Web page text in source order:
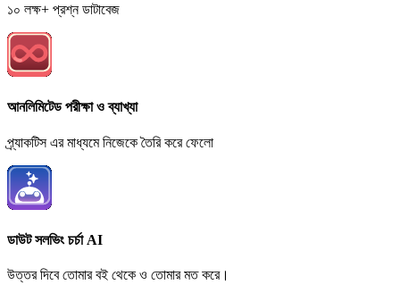
১০ লক্ষ+ প্রশ্ন ডাটাবেজ
আনলিমিটেড পরীক্ষা ও ব্যাখ্যা
প্র্যাকটিস এর মাধ্যমে নিজেকে তৈরি করে ফেলো
ডাউট সলভিং চর্চা AI
উত্তর দিবে তোমার বই থেকে ও তোমার মত করে।